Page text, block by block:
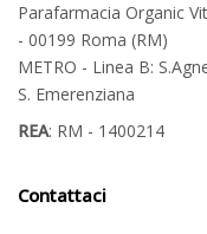
Parafarmacia Organic
- 00199 Roma (RM)
METRO - Linea B:
S. Emerenziana
REA: RM - 1400214
Contattaci